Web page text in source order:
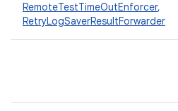
RemoteTestTimeOutEnforcer,
RetryLogSaverResultForwarder